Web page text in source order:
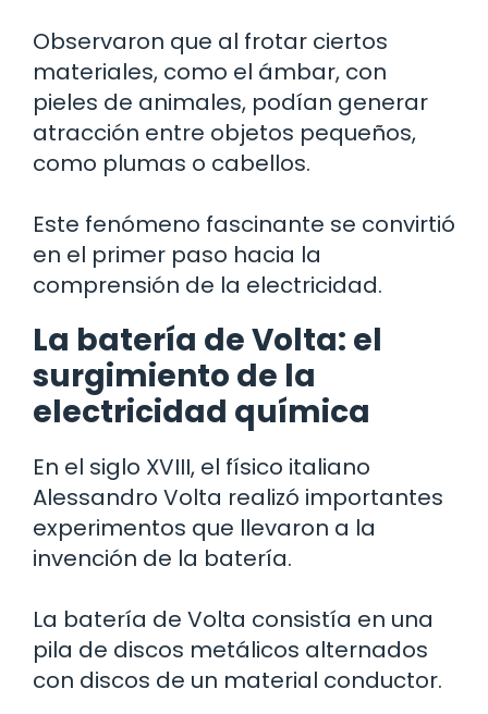
Observaron que al frotar ciertos
materiales, como el ámbar, con
pieles de animales, podían generar
atracción entre objetos pequeños,
como plumas o cabellos.
Este fenómeno fascinante se convirtió
en el primer paso hacia la
comprensión de la electricidad.
La batería de Volta: el
surgimiento de la
electricidad química
En el siglo XVIII, el físico italiano
Alessandro Volta realizó importantes
experimentos que llevaron a la
invención de la batería.
La batería de Volta consistía en una
pila de discos metálicos alternados
con discos de un material conductor.